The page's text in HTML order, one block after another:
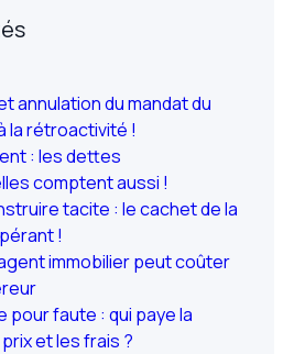
annulation du mandat du
la rétroactivité !
: les dettes
comptent aussi !
tacite : le cachet de la
!
immobilier peut coûter
pour faute : qui paye la
et les frais ?